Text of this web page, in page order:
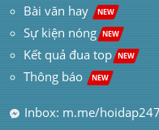
Bài văn hay NEW
Sự kiện nóng NEW
Kết quả đua top NEW
Thông báo NEW
Inbox: m.me/